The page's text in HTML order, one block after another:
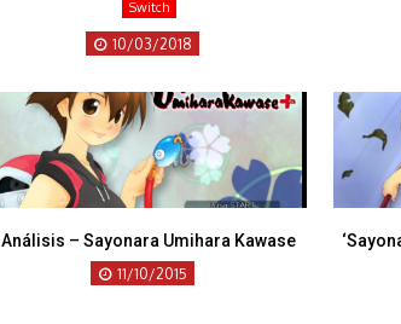
Switch
10/03/2018
Análisis – Sayonara Umihara Kawase
11/10/2015